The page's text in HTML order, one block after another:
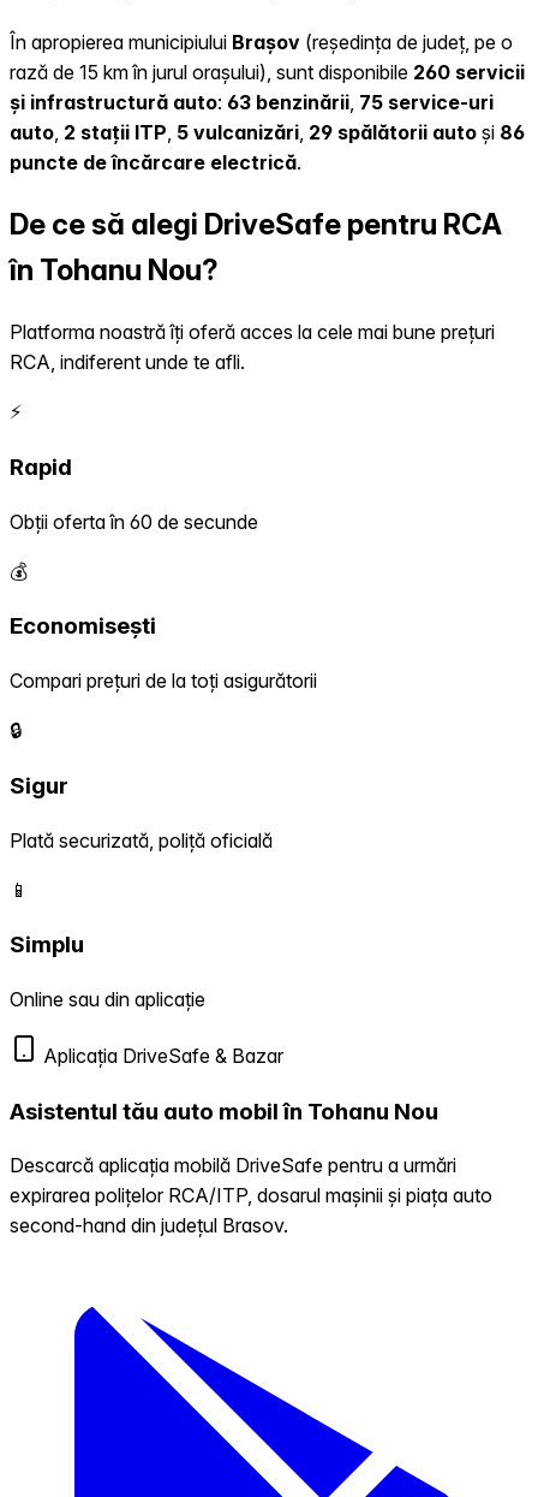
În apropierea municipiului Brașov (reședința de județ, pe o
rază de 15 km în jurul orașului), sunt disponibile 260 servicii
și infrastructură auto: 63 benzinării, 75 service-uri
auto, 2 stații ITP, 5 vulcanizări, 29 spălătorii auto și 86
puncte de încărcare electrică.
De ce să alegi DriveSafe pentru RCA
în Tohanu Nou?
Platforma noastră îți oferă acces la cele mai bune prețuri
RCA, indiferent unde te afli.
⚡
Rapid
Obții oferta în 60 de secunde
💰
Economisești
Compari prețuri de la toți asigurătorii
🔒
Sigur
Plată securizată, poliță oficială
📱
Simplu
Online sau din aplicație
Aplicația DriveSafe & Bazar
Asistentul tău auto mobil în Tohanu Nou
Descarcă aplicația mobilă DriveSafe pentru a urmări
expirarea polițelor RCA/ITP, dosarul mașinii și piața auto
second-hand din județul Brasov.